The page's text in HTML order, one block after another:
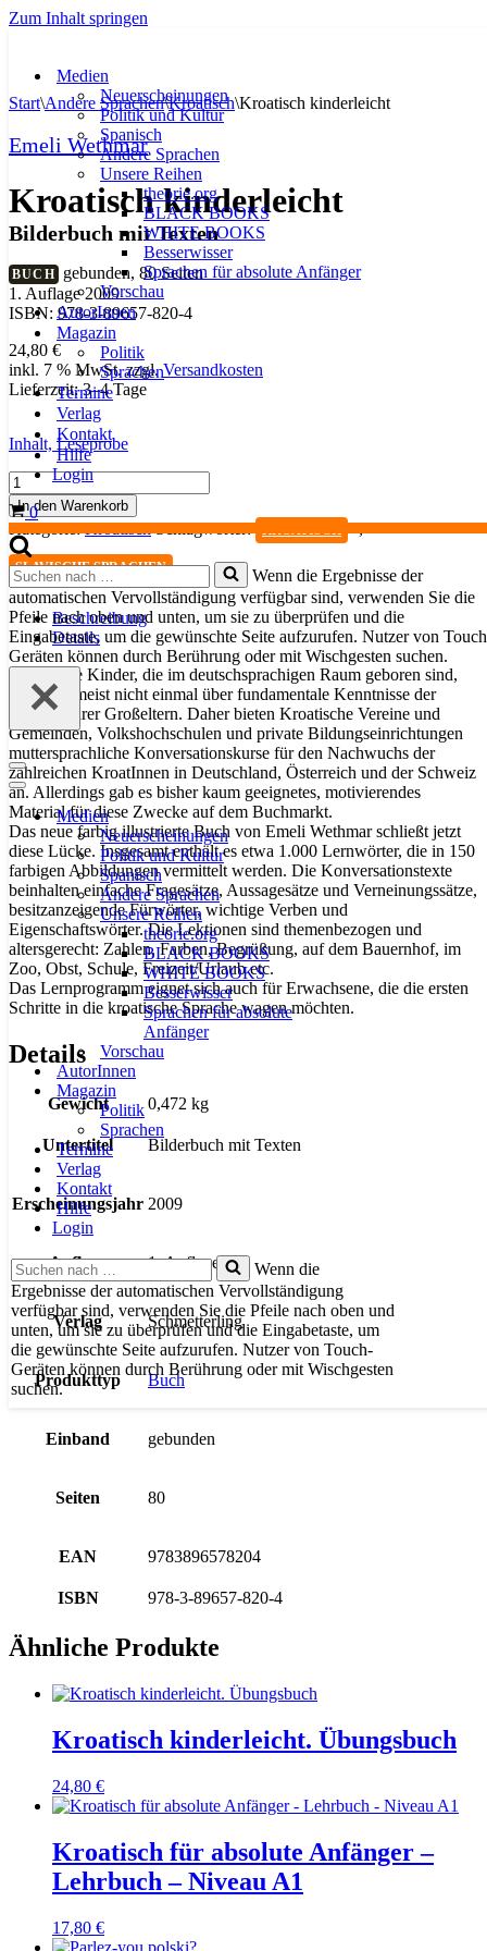
Zum Inhalt springen
Medien
Neuerscheinungen
Politik und Kultur
Spanisch
Andere Sprachen
Unsere Reihen
theorie.org
BLACK BOOKS
WHITE BOOKS
Besserwisser
Sprachen für absolute Anfänger
Vorschau
AutorInnen
Magazin
Politik
Sprachen
Termine
Verlag
Kontakt
Hilfe
Login
Warenkorb
0
Suchen
nach …
Wenn die Ergebnisse der
automatischen Vervollständigung verfügbar sind, verwenden Sie die
Pfeile nach oben und unten, um sie zu überprüfen und die
Eingabetaste, um die gewünschte Seite aufzurufen. Nutzer von
Geräten können durch Berührung oder mit Wischgesten suchen.
Navigationsmenü
Navigationsmenü
Medien
Neuerscheinungen
Politik und Kultur
Spanisch
Andere Sprachen
Unsere Reihen
theorie.org
BLACK BOOKS
WHITE BOOKS
Besserwisser
Sprachen für absolute
Anfänger
Vorschau
AutorInnen
Magazin
Politik
Sprachen
Termine
Verlag
Kontakt
Hilfe
Login
Suchen
nach …
Wenn die
Ergebnisse der automatischen Vervollständigung
verfügbar sind, verwenden Sie die Pfeile nach oben und
unten, um sie zu überprüfen und die Eingabetaste, um
die gewünschte Seite aufzurufen. Nutzer von Touch-
Geräten können durch Berührung oder mit Wischgesten
suchen.
Start\Andere Sprachen\Kroatisch\Kroatisch kinderleicht
Emeli Wethmar
Kroatisch kinderleicht
Bilderbuch mit Texten
BUCH gebunden, 80 Seiten
1. Auflage 2009
ISBN: 978-3-89657-820-4
24,80 €
inkl. 7 % MwSt. zzgl.Versandkosten
Lieferzeit:3–4 Tage
Inhalt, Leseprobe
Kroatisch
kinderleicht
Menge
In den Warenkorb
Kategorie:Kroatisch Schlagwörter: KROATISCH ,
SLAVISCHE SPRACHEN
Beschreibung
Details
Kroatische Kinder, die im deutschsprachigen Raum geboren sind,
verfügen meist nicht einmal über fundamentale Kenntnisse der
Sprache ihrer Großeltern. Daher bieten Kroatische Vereine und
Gemeinden, Volkshochschulen und private Bildungseinrichtungen
muttersprachliche Konversationskurse für den Nachwuchs der
zahlreichen KroatInnen in Deutschland, Österreich und der Schweiz
an. Allerdings gab es bisher kaum geeignetes, motivierendes
Material für diese Zwecke auf dem Buchmarkt.
Das neue farbig illustrierte Buch von Emeli Wethmar schließt jetzt
diese Lücke. Insgesamt enthält es etwa 1.000 Lernwörter, die in 150
farbigen Abbildungen vermittelt werden. Die Konversationstexte
beinhalten einfache Fragesätze, Aussagesätze und Verneinungssätze,
besitzanzeigende Fürwörter, wichtige Verben und
Eigenschaftswörter. Die Lektionen sind themenbezogen und
altersgerecht: Zahlen, Farben, Begrüßung, auf dem Bauernhof, im
Zoo, Obst, Schule, Freizeit/Urlaub etc.
Das Lernprogramm eignet sich auch für Erwachsene, die die ersten
Schritte in die kroatische Sprache wagen möchten.
Details
Gewicht 0,472 kg
Untertitel Bilderbuch mit Texten
Erscheinungsjahr 2009
Auflage 1. Auflage
Verlag Schmetterling
Produkttyp Buch
Einband gebunden
Seiten 80
EAN 9783896578204
ISBN 978-3-89657-820-4
Ähnliche Produkte
Kroatisch kinderleicht. Übungsbuch
24,80 €
Kroatisch für absolute Anfänger –
Lehrbuch – Niveau A1
17,80 €